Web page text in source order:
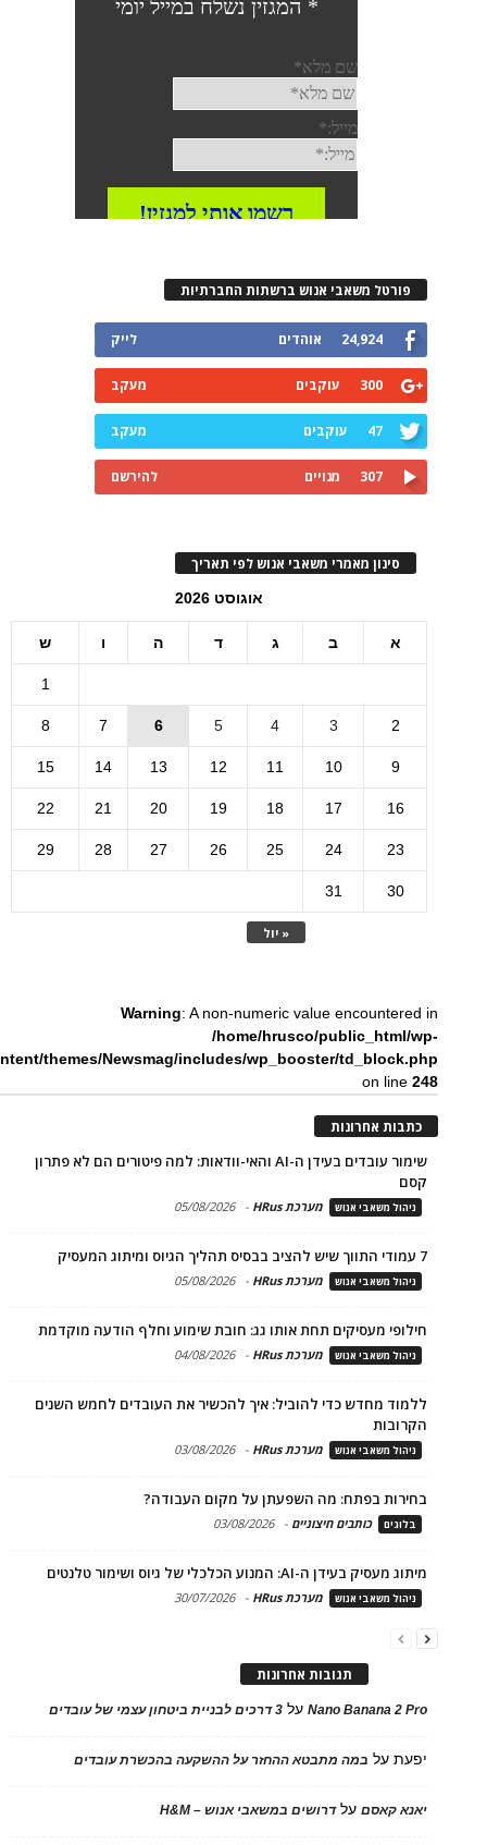
פורטל משאבי אנוש ברשתות החברתיות
24,924 אוהדים לייק
300 עוקבים מעקב
47 עוקבים מעקב
307 מנויים להירשם
סינון מאמרי משאבי אנוש לפי תאריך
אוגוסט 2026
א ב ג ד ה ו ש
« יול
1
2
3
4
5
6
7
8
9
10
11
12
13
14
15
16
17
18
19
20
21
22
23
24
25
26
27
28
29
30
31
Warning: A non-numeric value encountered in
/home/hrusco/public_html/wp-
themes/Newsmag/includes/wp_booster/td_block.php
on line248
כתבות אחרונות
שימור עובדים בעידן ה-AI והאי-וודאות: למה פיטורים הם לא פתרון
קסם
ניהול משאבי אנוש מערכת HRus -
05/08/2026
7 עמודי התווך שיש להציב בבסיס תהליך הגיוס ומיתוג המעסיק
ניהול משאבי אנוש מערכת HRus -
05/08/2026
חילופי מעסיקים תחת אותו גג: חובת שימוע וחלף הודעה מוקדמת
ניהול משאבי אנוש מערכת HRus -
04/08/2026
ללמוד מחדש כדי להוביל: איך להכשיר את העובדים לחמש השנים
הקרובות
ניהול משאבי אנוש מערכת HRus -
03/08/2026
בחירות בפתח: מה השפעתן על מקום העבודה?
בלוגים כותבים חיצוניים -
03/08/2026
מיתוג מעסיק בעידן ה-AI: המנוע הכלכלי של גיוס ושימור טלנטים
ניהול משאבי אנוש מערכת HRus -
30/07/2026
תגובות אחרונות
Nano Banana 2 Proעל 3 דרכים לבניית ביטחון עצמי של עובדים
יפעתעל במה מתבטא ההחזר על ההשקעה בהכשרת עובדים
יאנא קאסםעלדרושים במשאבי אנוש – H&M